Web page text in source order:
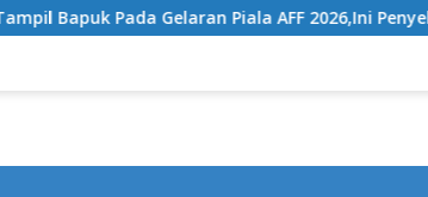
Gelaran Piala AFF 2026,Ini Penyebabnya